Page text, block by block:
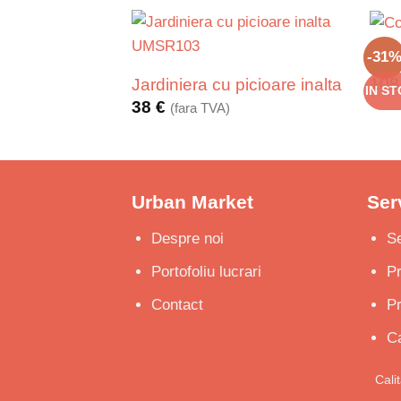
Jardiniera cu picioare inalta
38 € (fara TVA)
-31%
IN
Urban Market
Despre noi
Portofoliu lucrari
Contact